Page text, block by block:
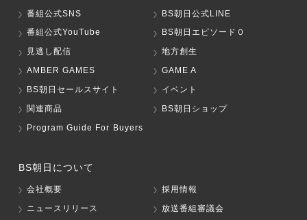
番組公式SNS
BS朝日公式LINE
番組公式YouTube
BS朝日エピソード０
見逃し配信
地方創生
AMBER GAMES
GAME A
BS朝日セールスサイト
イベント
関連商品
BS朝日ショップ
Program Guide For Buyers
BS朝日について
会社概要
採用情報
ニュースリリース
放送番組審議会